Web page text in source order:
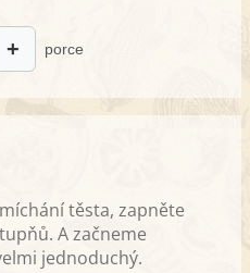
+ porce
těsta, zapněte
A začneme
jednoduchý.